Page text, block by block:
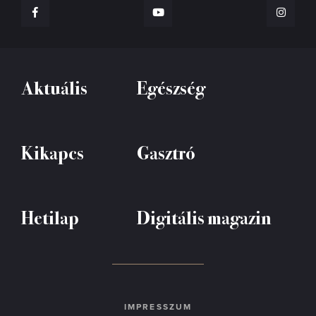
Aktuális Egészség
Kikapcs Gasztró
Hetilap Digitális magazin
IMPRESSZUM